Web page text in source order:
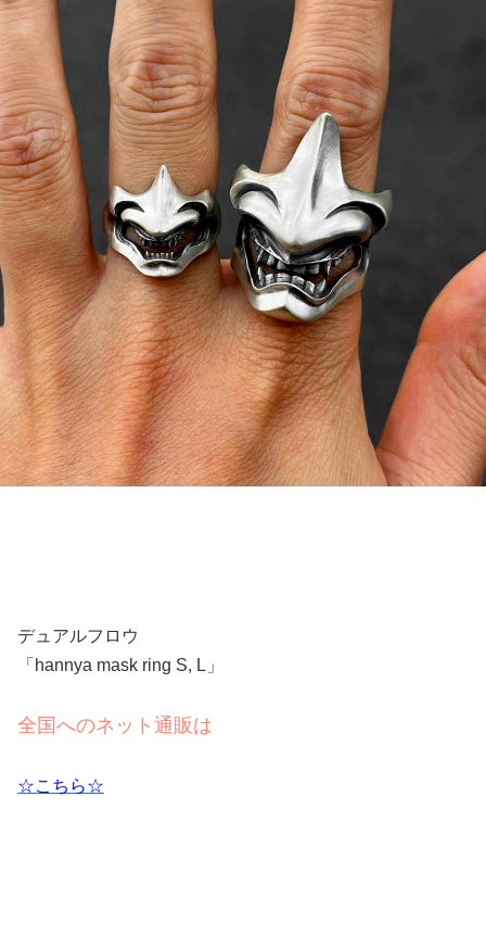
デュアルフロウ
「hannya mask ring S, L」
全国へのネット通販は
☆こちら☆